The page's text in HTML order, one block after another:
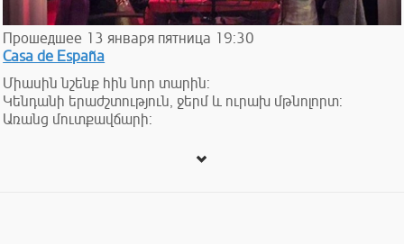
Прошедшее 13 января пятница 19:30
Casa de España
Միասին նշենք հին նոր տարին:
Կենդանի երաժշտություն, ջերմ և ուրախ մթնոլորտ:
Առանց մուտքավճարի: